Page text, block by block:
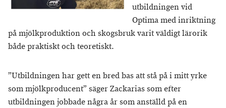
utbildningen vid
Optima med inriktning
på mjölkproduktion och skogsbruk varit väldigt lärorik
både praktiskt och teoretiskt.
”Utbildningen har gett en bred bas att stå på i mitt yrke
som mjölkproducent” säger Zackarias som efter
utbildningen jobbade några år som anställd på en